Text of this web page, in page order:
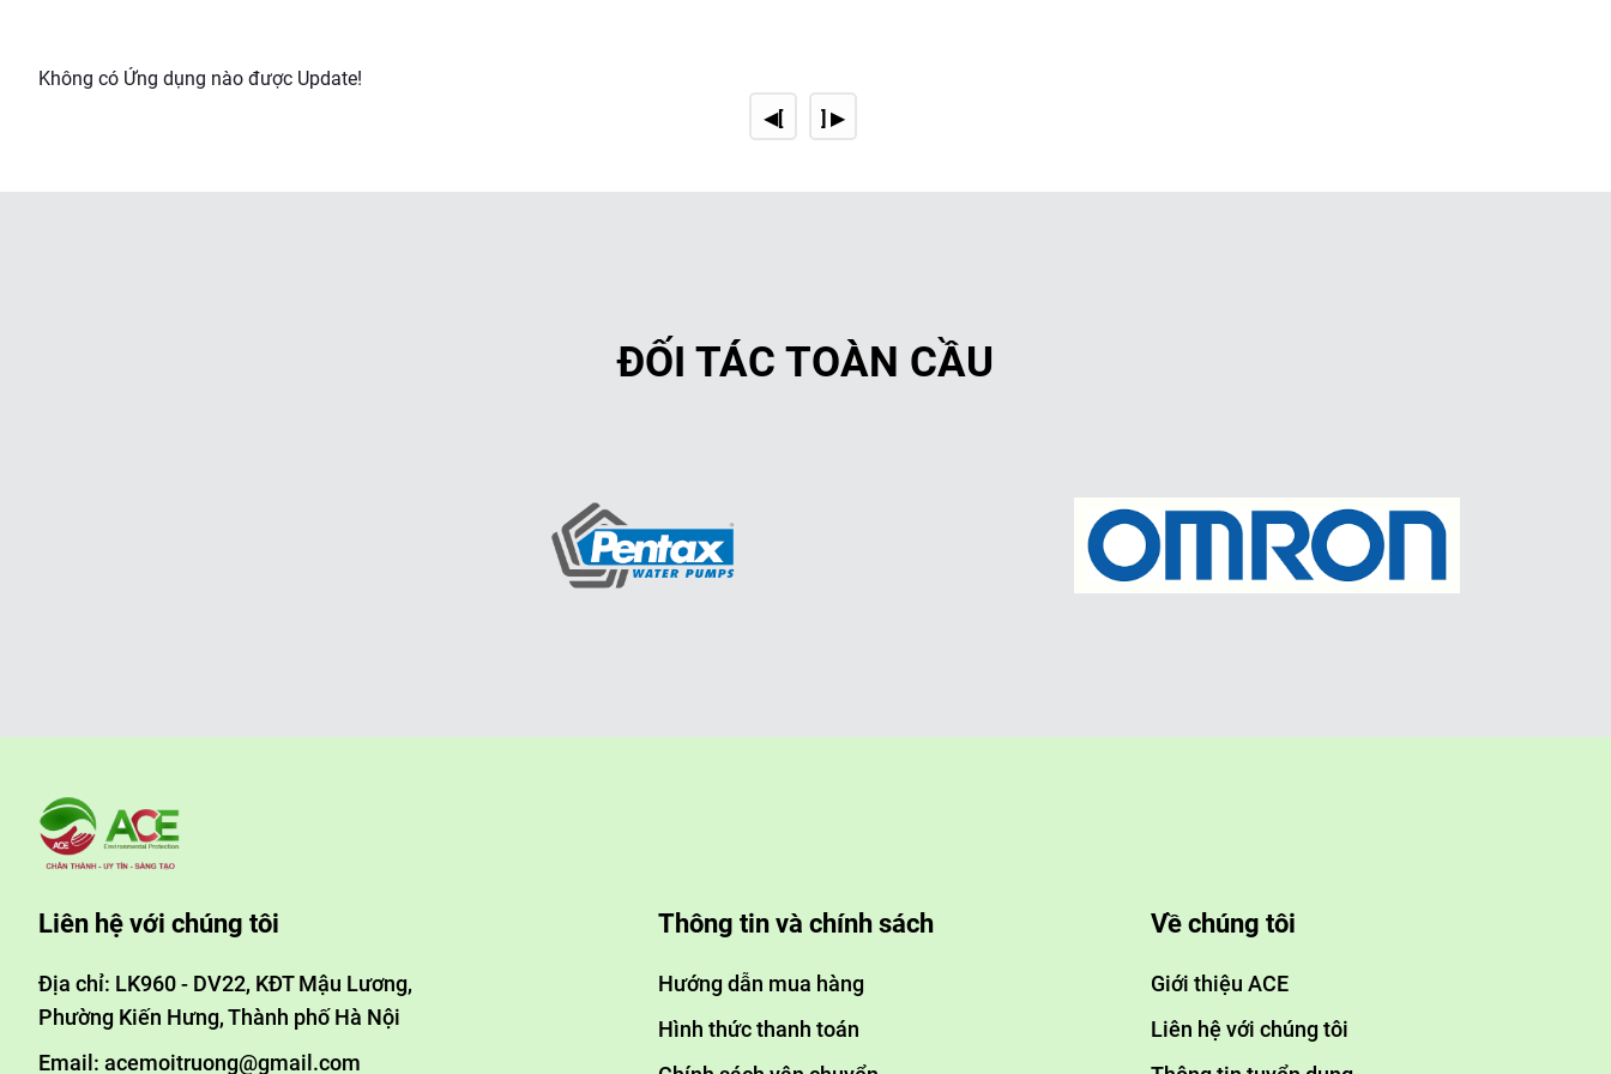
Không có Ứng dụng nào được Update!
◀[
] ▶
ĐỐI TÁC TOÀN CẦU
Liên hệ với chúng tôi
Địa chỉ: LK960 - DV22, KĐT Mậu Lương,
Phường Kiến Hưng, Thành phố Hà Nội
Email: acemoitruong@gmail.com
Thông tin và chính sách
Hướng dẫn mua hàng
Hình thức thanh toán
Về chúng tôi
Giới thiệu ACE
Liên hệ với chúng tôi